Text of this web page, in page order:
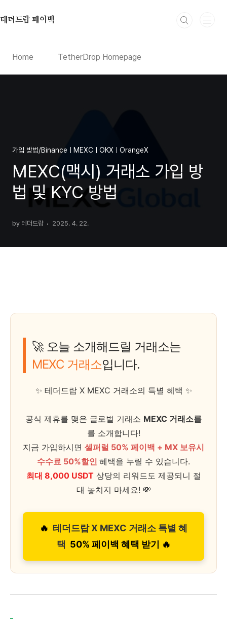
테더드랍 페이백
Home TetherDrop Homepage
가입 방법/BinanceㅣMEXCㅣOKXㅣOrangeX
MEXC(맥시) 거래소 가입 방
법 및 KYC 방법
by 테더드랍 2025. 4. 22.
🚀 오늘 소개해드릴 거래소는
MEXC 거래소입니다.
✨ 테더드랍 X MEXC 거래소의 특별 혜택 ✨
공식 제휴를 맺은 글로벌 거래소 MEXC 거래소를
를 소개합니다!
지금 가입하시면 셀퍼럴 50% 페이백 + MX 보유시
수수료 50%할인 혜택을 누릴 수 있습니다.
최대 8,000 USDT 상당의 리워드도 제공되니 절
대 놓치지 마세요! 💸
🔥 테더드랍 X MEXC 거래소 특별 혜
택 50% 페이백 혜택 받기 🔥